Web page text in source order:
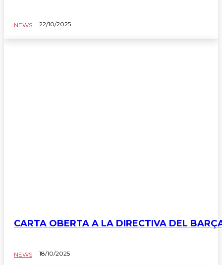
NEWS 22/10/2025
CARTA OBERTA A LA DIRECTIVA DEL
NEWS 18/10/2025